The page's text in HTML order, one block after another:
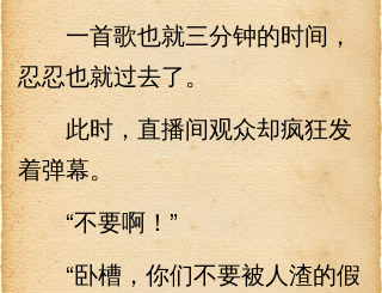
一首歌也就三分钟的时间，
忍忍也就过去了。
此时，直播间观众却疯狂发
着弹幕。
“不要啊！”
“卧槽，你们不要被人渣的假